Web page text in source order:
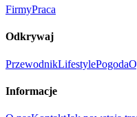
FirmyPraca
Odkrywaj
PrzewodnikLifestylePogoda
Informacje